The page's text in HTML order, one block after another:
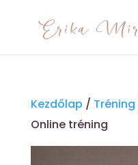
Kezdőlap / Tréning
Online tréning